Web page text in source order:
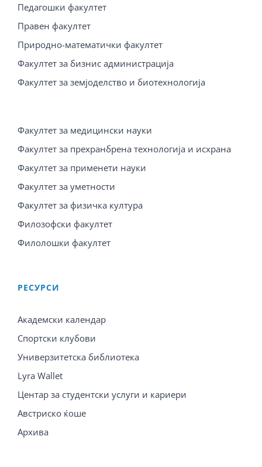
Педагошки факултет
Правен факултет
Природно-математички факултет
Факултет за бизнис администрација
Факултет за земјоделство и биотехнологија
Факултет за медицински науки
Факултет за прехранбрена технологија и исхрана
Факултет за применети науки
Факултет за уметности
Факултет за физичка култура
Филозофски факултет
Филолошки факултет
PЕСУРСИ
Академски календар
Спортски клубови
Универзитетска библиотека
Lyra Wallet
Центар за студентски услуги и кариери
Австриско ќоше
Архива